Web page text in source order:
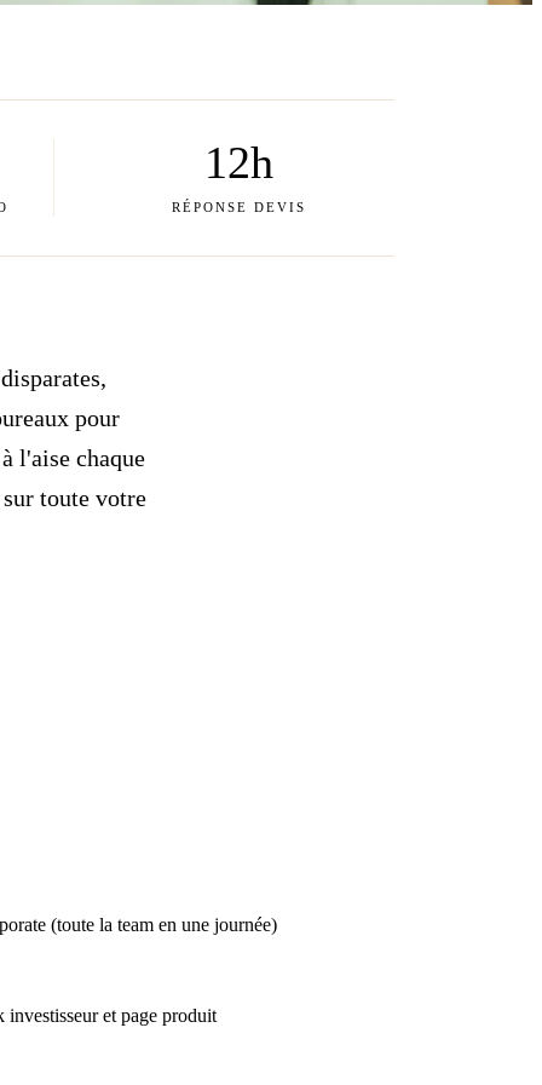
12h
RÉPONSE DEVIS
pour
l'aise chaque
toute votre
(toute la team en une journée)
investisseur et page produit